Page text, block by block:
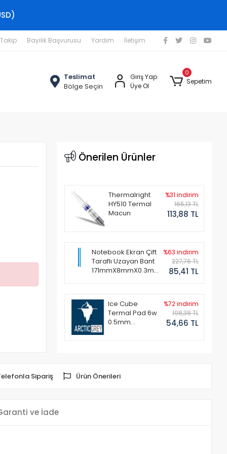
Bayilik Başvurusu Yardım İletişim
Teslimat
Bölge Seçin
Giriş Yap
Üye Ol
0
Sepetim
Önerilen Ürünler
Thermalright
HY510 Termal
Macun
%31 indirim
165,13 TL
113,88 TL
Notebook Ekran Çift
Taraflı Uzayan Bant
171mmX8mmX0.3mm
%63 indirim
227,76 TL
85,41 TL
Ice Cube
Termal Pad 6w
0.5mm
%72 indirim
198,38 TL
54,66 TL
Sipariş Ürün Önerileri
ve İade